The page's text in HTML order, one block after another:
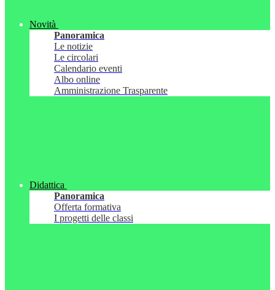
Novità
Panoramica
Le notizie
Le circolari
Calendario eventi
Albo online
Amministrazione Trasparente
Didattica
Panoramica
Offerta formativa
I progetti delle classi